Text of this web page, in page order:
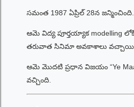
సమంత 1987 ఏప్రిల్ 28న
ఆమె విద్య పూర్తయ్యాక modelling
తరువాత సినిమా అవకాశాలు వచ్చాయి.
ఆమె మొదటి ప్రధాన విజయం “Ye
వచ్చింది.